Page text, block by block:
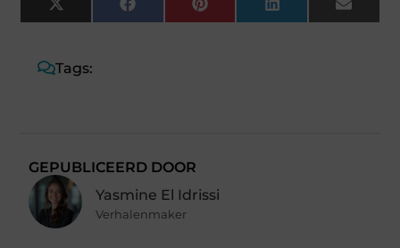
X
(Twitter)
FacebookPinterestLinkedIn Email
Tags:
GEPUBLICEERD DOOR
Yasmine El Idrissi
Verhalenmaker